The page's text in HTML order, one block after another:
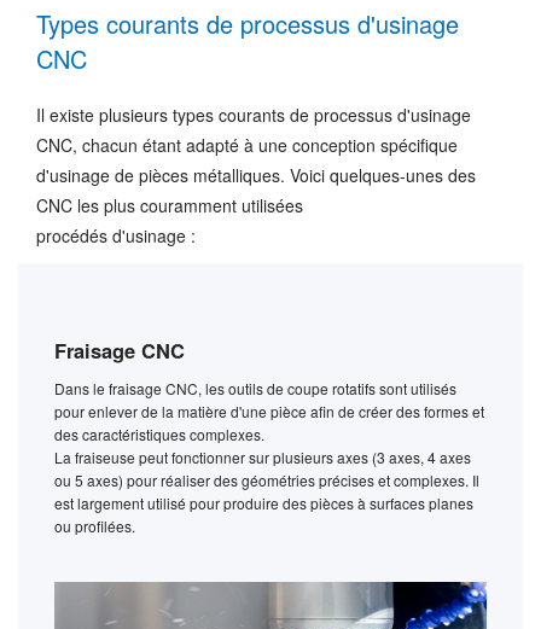
Types courants de processus d'usinage
CNC
Il existe plusieurs types courants de processus d'usinage
CNC, chacun étant adapté à une conception spécifique
d'usinage de pièces métalliques. Voici quelques-unes des
CNC les plus couramment utilisées
procédés d'usinage :
Fraisage CNC
Dans le fraisage CNC, les outils de coupe rotatifs sont utilisés
pour enlever de la matière d'une pièce afin de créer des formes et
des caractéristiques complexes.
La fraiseuse peut fonctionner sur plusieurs axes (3 axes, 4 axes
ou 5 axes) pour réaliser des géométries précises et complexes. Il
est largement utilisé pour produire des pièces à surfaces planes
ou profilées.